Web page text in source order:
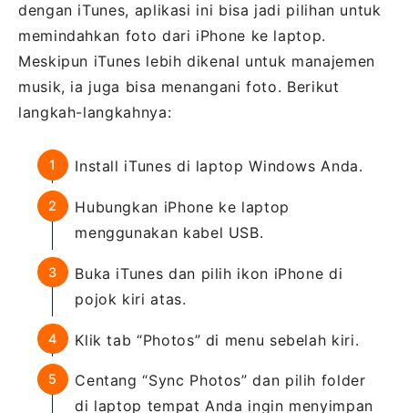
dengan iTunes, aplikasi ini bisa jadi pilihan untuk
memindahkan foto dari iPhone ke laptop.
Meskipun iTunes lebih dikenal untuk manajemen
musik, ia juga bisa menangani foto. Berikut
langkah-langkahnya:
Install iTunes di laptop Windows Anda.
Hubungkan iPhone ke laptop
menggunakan kabel USB.
Buka iTunes dan pilih ikon iPhone di
pojok kiri atas.
Klik tab “Photos” di menu sebelah kiri.
Centang “Sync Photos” dan pilih folder
di laptop tempat Anda ingin menyimpan